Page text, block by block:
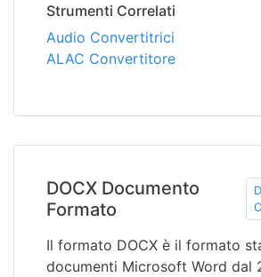
Strumenti Correlati
Audio Convertitrici
ALAC Convertitore
DOCX Documento
Formato
Il formato DOCX è il formato
documenti Microsoft Word dal